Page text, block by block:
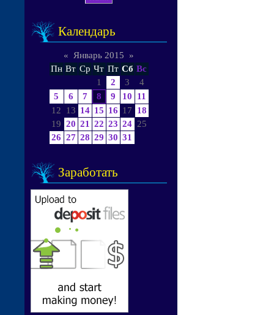
Календарь
« Январь 2015
»
Пн Вт Ср Чт Пт Сб Вс
1
2 3
4
5
6 7 8 9 10
11
12
13 14 15 16 17
18
19 20 21 22 23 24 25
26 27 28 29 30 31
Заработать